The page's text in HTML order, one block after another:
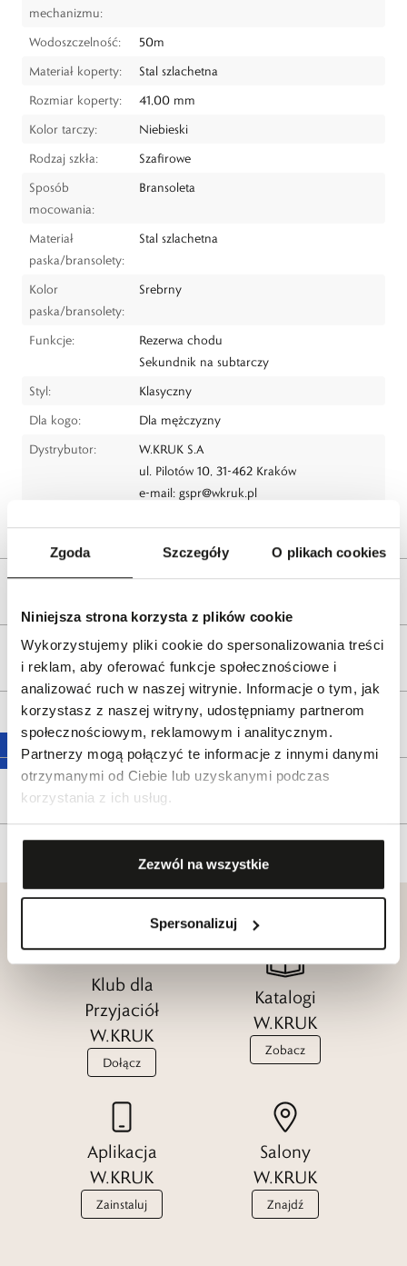
Zgoda Szczegóły O plikach cookies
Niniejsza strona korzysta z plików cookie
Wykorzystujemy pliki cookie do spersonalizowania treści
i reklam, aby oferować funkcje społecznościowe i
analizować ruch w naszej witrynie. Informacje o tym, jak
korzystasz z naszej witryny, udostępniamy partnerom
społecznościowym, reklamowym i analitycznym.
Partnerzy mogą połączyć te informacje z innymi danymi
otrzymanymi od Ciebie lub uzyskanymi podczas
korzystania z ich usług.
Zezwól na wszystkie
Spersonalizuj
mechanizmu:
Wodoszczelność:
50m
Materiał koperty:
Stal szlachetna
Rozmiar koperty:
41,00 mm
Kolor tarczy:
Niebieski
Rodzaj szkła:
Szafirowe
Sposób
mocowania:
Bransoleta
Materiał
paska/bransolety:
Stal szlachetna
Kolor
paska/bransolety:
Srebrny
Funkcje:
Rezerwa chodu
Sekundnik na subtarczy
Styl:
Klasyczny
Dla kogo:
Dla mężczyzny
Dystrybutor:
W.KRUK S.A
ul. Pilotów 10, 31-462 Kraków
e-mail: gspr@wkruk.pl
Wysyłka
Reklamacje i zwroty
Tagi
Klub dla
Przyjaciół
W.KRUK
Dołącz
Katalogi
W.KRUK
Zobacz
Aplikacja
W.KRUK
Zainstaluj
Salony
W.KRUK
Znajdź